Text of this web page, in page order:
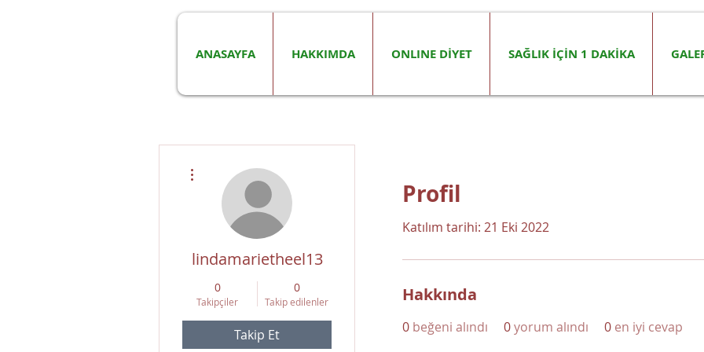
ANASAYFA HAKKIMDA ONLINE DİYET SAĞLIK İÇİN 1 DAKİKA
Profil
Katılım tarihi: 21 Eki 2022
Hakkında
0 beğeni alındı 0yorum alındı 0 en iyi cevap
lindamarietheel13
0
Takipçiler
0
Takip edilenler
Takip Et